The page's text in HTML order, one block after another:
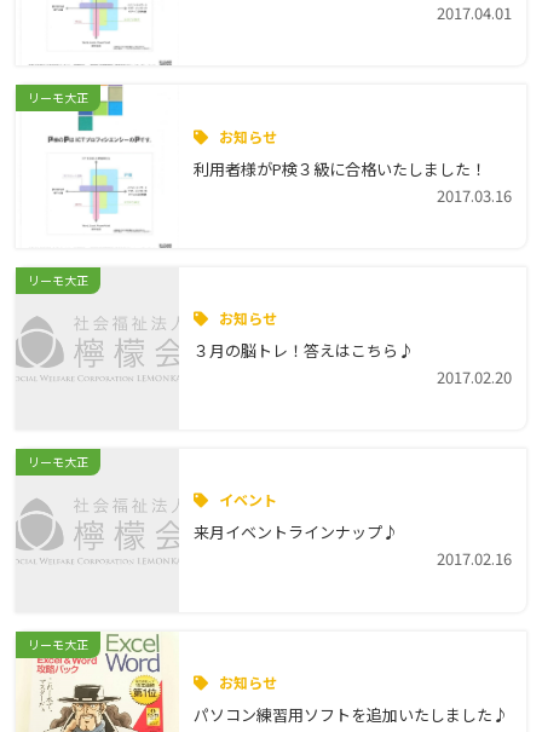
2017.04.01
リーモ大正
お知らせ
利用者様がP検３級に合格いたしました！
2017.03.16
リーモ大正
お知らせ
３月の脳トレ！答えはこちら♪
2017.02.20
リーモ大正
イベント
来月イベントラインナップ♪
2017.02.16
リーモ大正
お知らせ
パソコン練習用ソフトを追加いたしました♪